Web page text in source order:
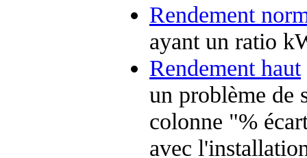
Rendement
ayant un ratio
Rendement haut
un problème de
colonne "%
avec